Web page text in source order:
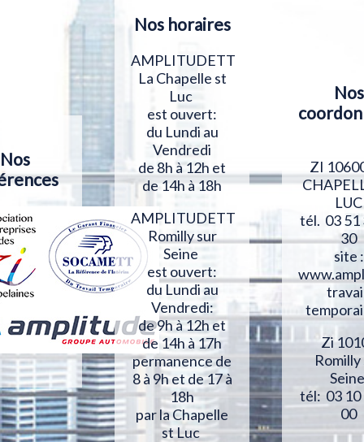
Nos
Nos horaires
AMPLITUDETT
La Chapelle st
Luc
est ouvert:
du Lundi au
Vendredi
de 8h à 12h et
de 14h à 18h
AMPLITUDETT
Romilly sur
Seine
est ouvert:
du Lundi au
Vendredi:
de 9h à 12h et
de 14h à 17h
permanence de
8 à 9h et de 17 à
18h
par la Chapelle
st Luc
Nos
ZI
LUC
tél. 03 51
30
site :
Zi
tél: 03 10
00